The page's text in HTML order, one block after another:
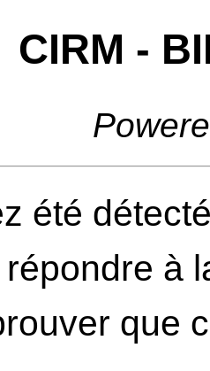
CIRM -
été
à
que